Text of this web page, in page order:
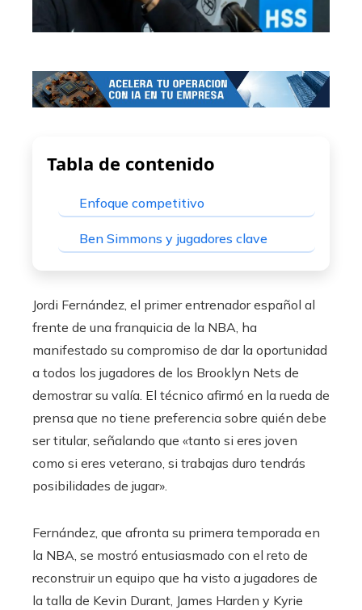
Tabla de contenido
Enfoque competitivo
Ben Simmons y jugadores clave
Jordi Fernández, el primer entrenador español al
frente de una franquicia de la NBA, ha
manifestado su compromiso de dar la oportunidad
a todos los jugadores de los Brooklyn Nets de
demostrar su valía. El técnico afirmó en la rueda de
prensa que no tiene preferencia sobre quién debe
ser titular, señalando que «tanto si eres joven
como si eres veterano, si trabajas duro tendrás
posibilidades de jugar».
Fernández, que afronta su primera temporada en
la NBA, se mostró entusiasmado con el reto de
reconstruir un equipo que ha visto a jugadores de
la talla de Kevin Durant, James Harden y Kyrie